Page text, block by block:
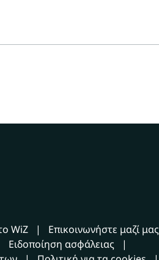
WiZ
Επικοινωνήστε μαζί μας
Ειδοποίηση ασφάλειας